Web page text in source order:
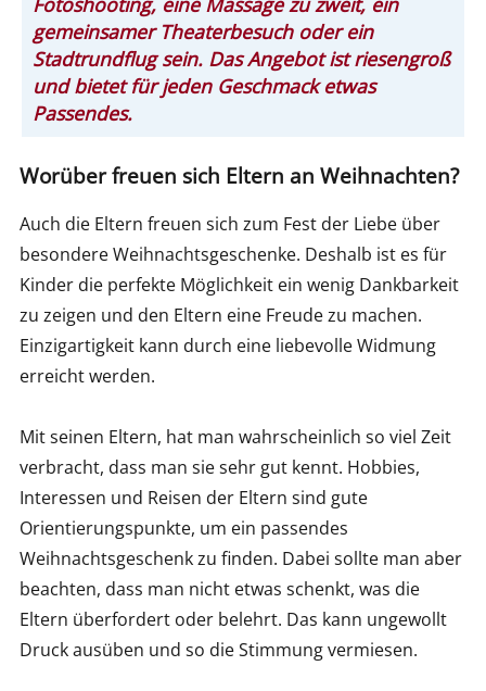
gemeinsamer Theaterbesuch oder ein
Stadtrundflug sein. Das Angebot ist riesengroß
und bietet für jeden Geschmack etwas
Passendes.
Worüber freuen sich Eltern an Weihnachten?
Auch die Eltern freuen sich zum Fest der Liebe über
besondere Weihnachtsgeschenke. Deshalb ist es für
Kinder die perfekte Möglichkeit ein wenig Dankbarkeit
zu zeigen und den Eltern eine Freude zu machen.
Einzigartigkeit kann durch eine liebevolle Widmung
erreicht werden.
Mit seinen Eltern, hat man wahrscheinlich so viel Zeit
verbracht, dass man sie sehr gut kennt. Hobbies,
Interessen und Reisen der Eltern sind gute
Orientierungspunkte, um ein passendes
Weihnachtsgeschenk zu finden. Dabei sollte man aber
beachten, dass man nicht etwas schenkt, was die
Eltern überfordert oder belehrt. Das kann ungewollt
Druck ausüben und so die Stimmung vermiesen.